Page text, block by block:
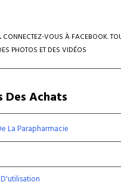
CONNECTEZ-VOUS À FACEBOOK.
PHOTOS ET DES VIDÉOS
Des Achats
La Parapharmacie